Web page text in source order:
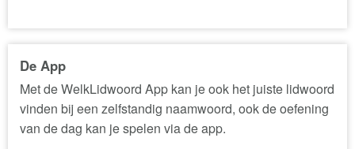
De App
Met de WelkLidwoord App kan je ook het juiste lidwoord
vinden bij een zelfstandig naamwoord, ook de oefening
van de dag kan je spelen via de app.